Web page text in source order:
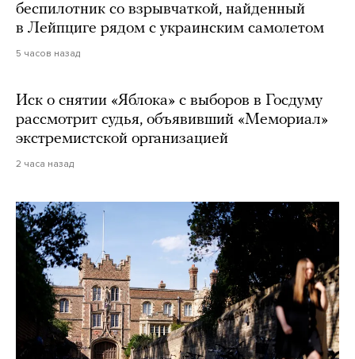
беспилотник со взрывчаткой, найденный
в Лейпциге рядом с украинским самолетом
5 часов назад
Иск о снятии «Яблока» с выборов в Госдуму
рассмотрит судья, объявивший «Мемориал»
экстремистской организацией
2 часа назад